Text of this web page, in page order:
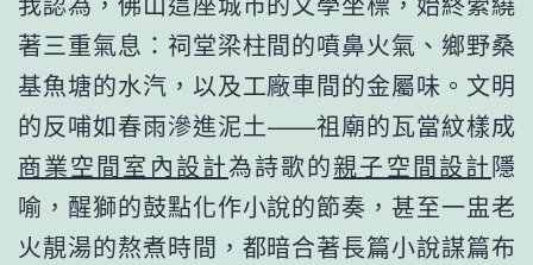
著三重氣息：祠堂梁柱間的噴鼻火氣、鄉野桑
基魚塘的水汽，以及工廠車間的金屬味。文明
的反哺如春雨滲進泥土——祖廟的瓦當紋樣成
商業空間室內設計為詩歌的親子空間設計隱
喻，醒獅的鼓點化作小說的節奏，甚至一盅老
火靚湯的熬煮時間，都暗合著長篇小說謀篇布